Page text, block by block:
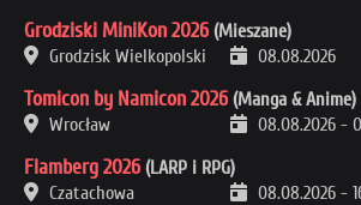
Grodziski MiniKon 2026 (Mieszane)
Grodzisk Wielkopolski
08.08.2026
Tomicon by Namicon 2026 (Manga & Anime)
Wrocław
08.08.2026 -
Flamberg 2026 (LARP i RPG)
Czatachowa
08.08.2026 -